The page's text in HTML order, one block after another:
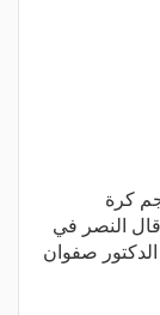
كرة
النصر في
صفوان